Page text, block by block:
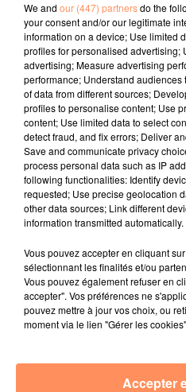
mondial Michael Johnson
"bizarre" et n'avoir
sportive, quant à elle, n'a
son manque de lucidité
aurait dit qu'elle pensait
avancé pour sa part
Jessica Ennis-Hill.
abracadabrantesque,
Rengeruk l'a emportée,
Susan Krumins et
fil actus
4 juillet 2022
Radio Star Live avec
27 juin 2022
Marseille : une
27 juin 2022
We and our (447) partnersdo the
your consent and/or our legitimate
information on a device; Use limited
profiles for personalised advertising;
advertising; Measure advertising
performance; Understand
of data from different sources;
profiles to personalise content; Use
content; Use limited data to select
detect fraud, and fix errors; Deliver
Save and communicate privacy
process personal data such as IP
following functionalities: Identify
requested; Use precise geolocation
other data sources; Link different
information transmitted automatically.
Vous pouvez accepter en cliquant
sélectionnant les finalités et/ou
Vous pouvez également refuser en
accepter". Vos préférences ne
pouvez mettre à jour vos choix, ou
moment via le lien "Gérer les
Accepter